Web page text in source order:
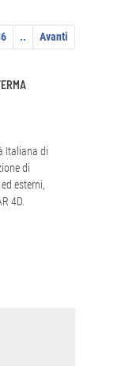
.. Avanti
Italiana di
di
esterni,
4D.